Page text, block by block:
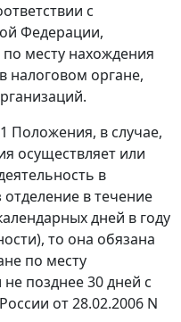
с
Федерации,
месту нахождения
налоговом органе,
Положения, в случае,
осуществляет или
в
в течение
дней в году
то она обязана
по месту
позднее 30 дней с
от 28.02.2006 N